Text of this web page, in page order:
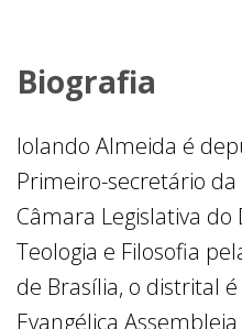
Biografia
Iolando Almeida é
Primeiro-secretário
Câmara Legislativa do
Teologia e Filosofia
de Brasília, o distrital
Evangélica